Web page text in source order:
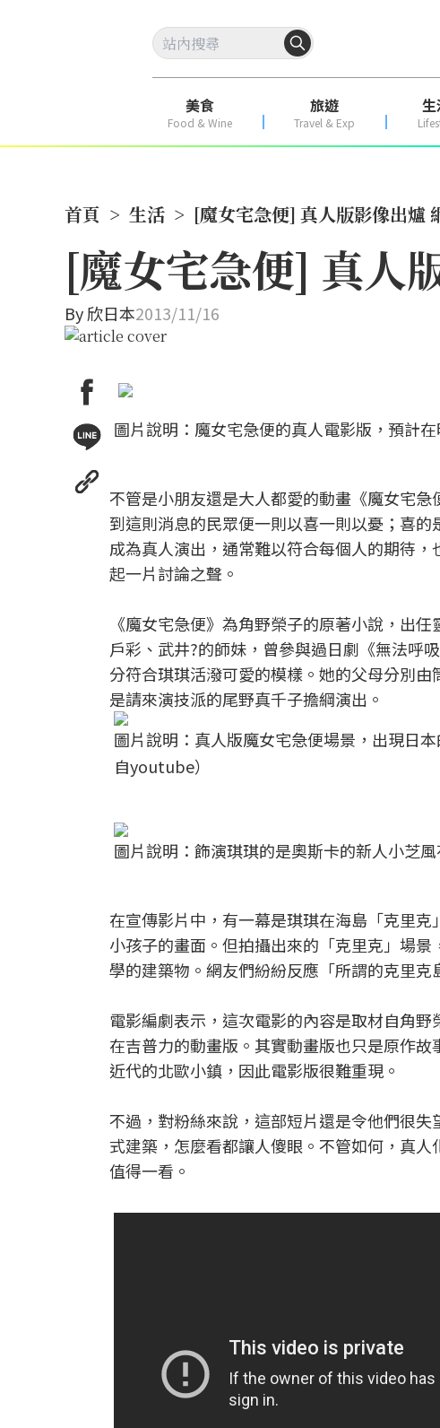
美食
Food & Wine
旅遊
Travel & Exp
生
首頁 > 生活 > [魔女宅急便] 真人版影像出爐
[魔女宅急便] 真人
By欣日本2013/11/16
圖片說明：魔女宅急便的真人電影版，預計
不管是小朋友還是大人都愛的動畫《魔女宅
到這則消息的民眾便一則以喜一則以憂；喜
成為真人演出，通常難以符合每個人的期待
起一片討論之聲。
《魔女宅急便》為角野榮子的原著小說，出
戶彩、武井?的師妹，曾參與過日劇《無法呼
分符合琪琪活潑可愛的模樣。她的父母分別
是請來演技派的尾野真千子擔綱演出。
圖片說明：真人版魔女宅急便場景，出現日
自youtube）
圖片說明：飾演琪琪的是奧斯卡的新人小芝
在宣傳影片中，有一幕是琪琪在海島「克里
小孩子的畫面。但拍攝出來的「克里克」場
學的建築物。網友們紛紛反應「所謂的克里克
電影編劇表示，這次電影的內容是取材自角
在吉普力的動畫版。其實動畫版也只是原作
近代的北歐小鎮，因此電影版很難重現。
不過，對粉絲來說，這部短片還是令他們很
式建築，怎麼看都讓人傻眼。不管如何，真
值得一看。